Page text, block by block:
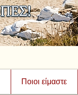
Ποιοι είμαστε